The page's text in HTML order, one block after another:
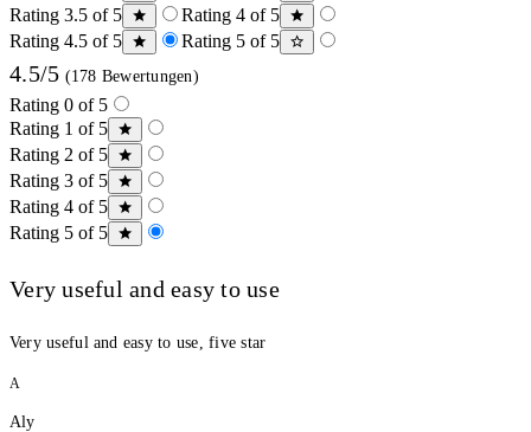
Rating 3.5 of 5
Rating 4 of 5
Rating 4.5 of 5
Rating 5 of 5
4.5/5 (178 Bewertungen)
Rating 0 of 5
Rating 1 of 5
Rating 2 of 5
Rating 3 of 5
Rating 4 of 5
Rating 5 of 5
Very useful and easy to use
Very useful and easy to use, five star
A
Aly